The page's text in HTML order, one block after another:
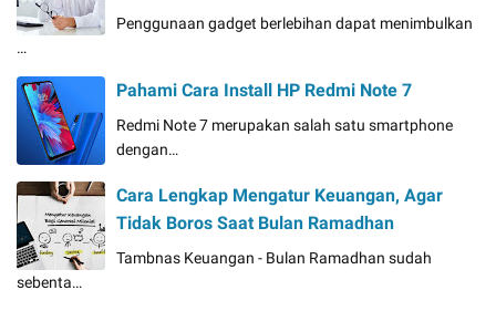
Penggunaan gadget berlebihan dapat menimbulkan
…
Pahami Cara Install HP Redmi Note 7
Redmi Note 7 merupakan salah satu smartphone
dengan…
Cara Lengkap Mengatur Keuangan, Agar
Tidak Boros Saat Bulan Ramadhan
Tambnas Keuangan - Bulan Ramadhan sudah
sebenta…